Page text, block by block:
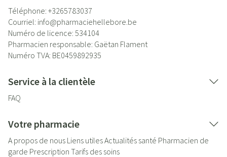
Téléphone: +3265783037
Courriel: info@pharmaciehellebore.be
Numéro de licence: 534104
Pharmacien responsable: Gaëtan Flament
Numéro TVA: BE0459892935
Service à la clientèle
FAQ
Votre pharmacie
A propos de nous Liens utilesActualités santé Pharmacien de
garde Prescription Tarifs des soins